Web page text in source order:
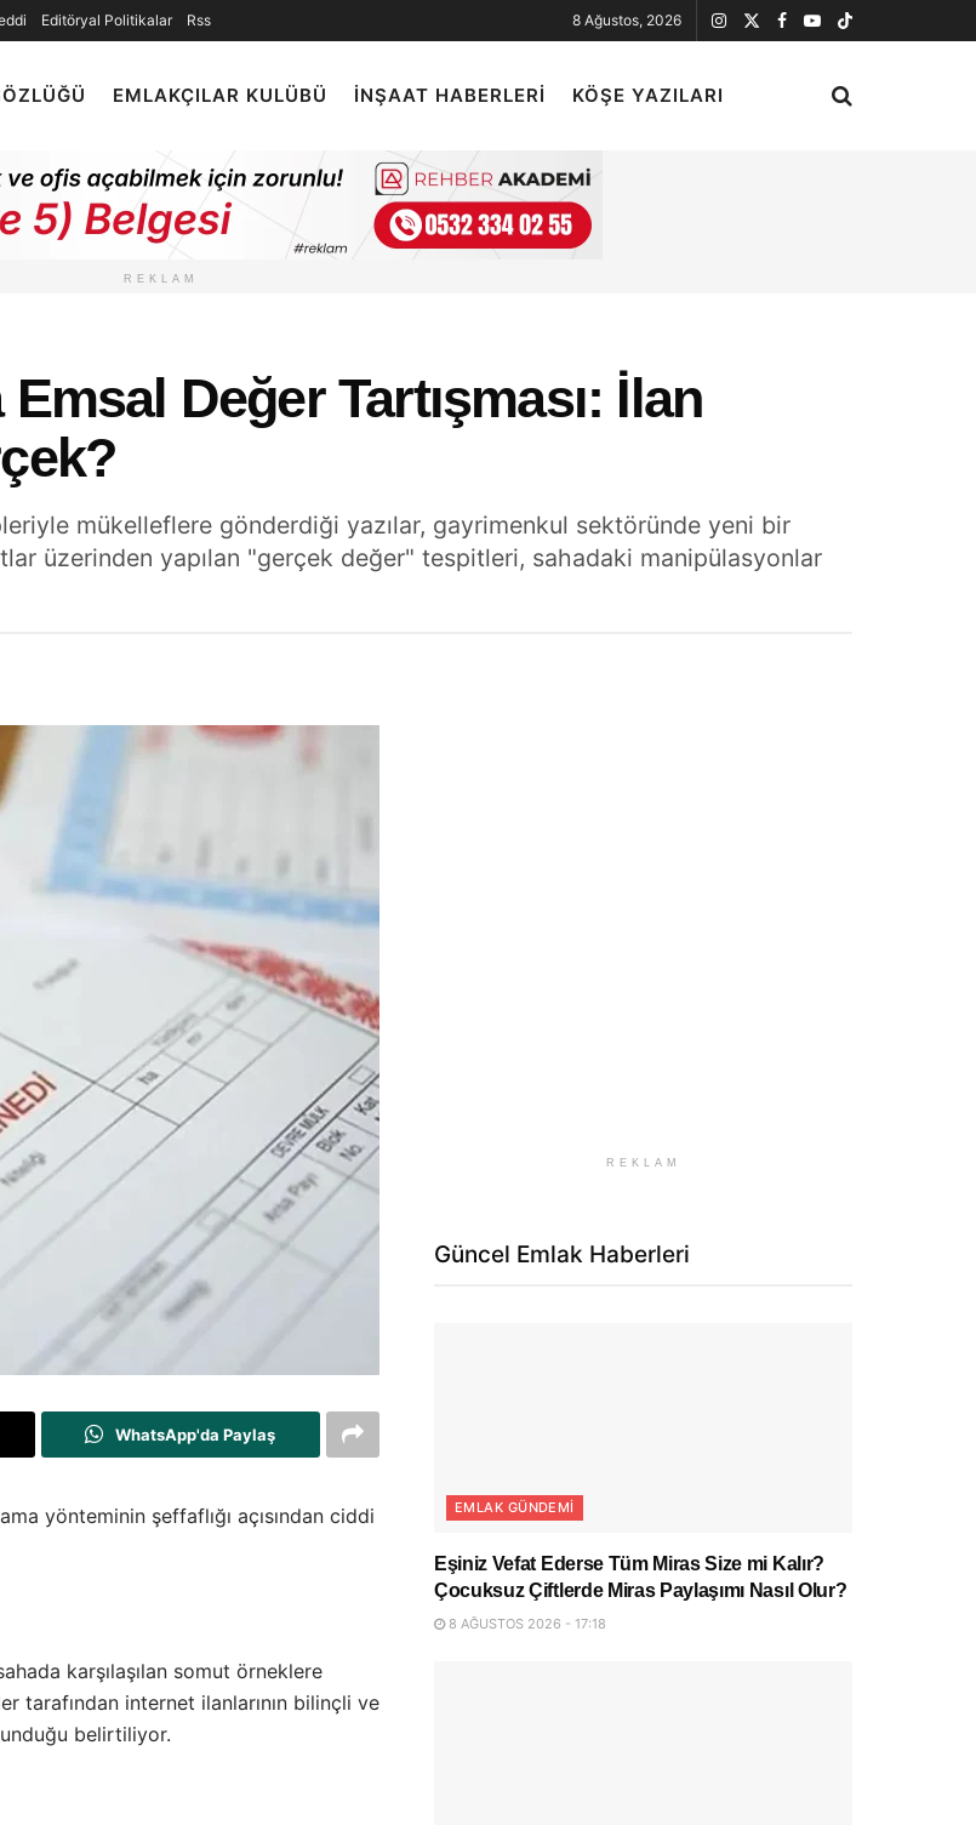
Editöryal Politikalar Rss 8 Ağustos, 2026
EMLAKÇILAR KULÜBÜ İNŞAAT HABERLERI KÖŞE YAZILARI
REKLAM
Emsal Değer Tartışması: İlan
mükelleflere gönderdiği yazılar, gayrimenkul sektöründe yeni bir
üzerinden yapılan "gerçek değer" tespitleri, sahadaki manipülasyonlar
WhatsApp'da Paylaş
yönteminin şeffaflığı açısından ciddi
karşılaşılan somut örneklere
tarafından internet ilanlarının bilinçli ve
belirtiliyor.
REKLAM
Güncel Emlak Haberleri
EMLAK GÜNDEMI
Eşiniz Vefat Ederse Tüm Miras Size mi Kalır?
Çocuksuz Çiftlerde Miras Paylaşımı Nasıl Olur?
8 AĞUSTOS 2026 - 17:18